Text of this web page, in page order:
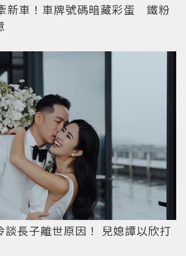
新車！車牌號碼暗藏彩蛋 鐵粉
談長子離世原因！ 兒媳譚以欣打